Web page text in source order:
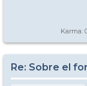
Karma:
Re: Sobre el